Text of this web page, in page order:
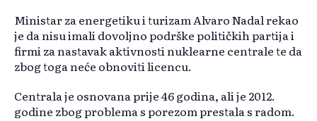
Ministar za energetiku i turizam Alvaro Nadal rekao
je da nisu imali dovoljno podrške političkih partija i
firmi za nastavak aktivnosti nuklearne centrale te da
zbog toga neće obnoviti licencu.
Centrala je osnovana prije 46 godina, ali je 2012.
godine zbog problema s porezom prestala s radom.